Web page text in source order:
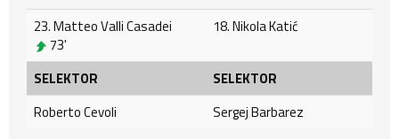
23. Matteo Valli Casadei
73'
18. Nikola Katić
SELEKTOR
SELEKTOR
Roberto Cevoli
Sergej Barbarez